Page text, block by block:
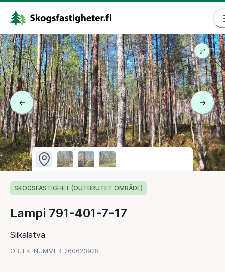
SKOGSFASTIGHET (OUTBRUTET OMRÅDE)
Lampi 791-401-7-17
Siikalatva
OBJEKTNUMMER: 260620928